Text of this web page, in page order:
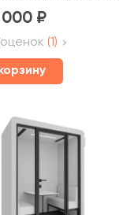
000
оценок (1)